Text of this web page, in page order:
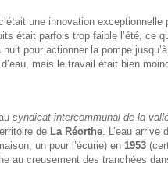
une innovation
était parfois trop faible l’été, ce
pour actionner la pompe
mais le travail était bien
syndicat intercommunal de la
de La Réorthe . L’eau
un pour l’écurie) en 1953
au creusement des tranchées